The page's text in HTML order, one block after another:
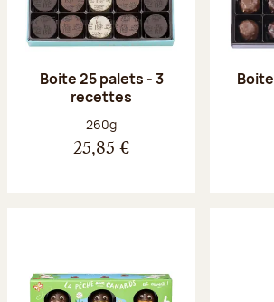
Boite 25 palets - 3
recettes
Poids net :
260g
25,85 €